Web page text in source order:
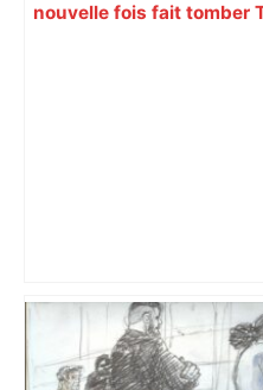
nouvelle fois fait tomber
Au cœur du quotidien
du CHU de Toulouse –